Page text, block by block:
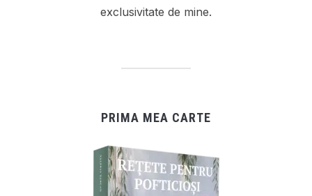
exclusivitate de mine.
PRIMA MEA CARTE